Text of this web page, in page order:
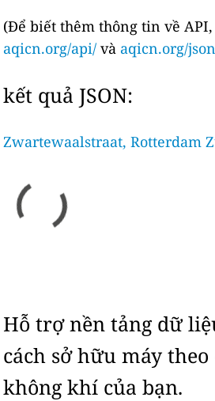
(Để biết thêm thông tin về
aqicn.org/api/ và aqicn.org/
kết quả JSON:
Zwartewaalstraat, Rotterdam
Hỗ trợ nền tảng dữ
cách sở hữu máy
không khí của bạn.